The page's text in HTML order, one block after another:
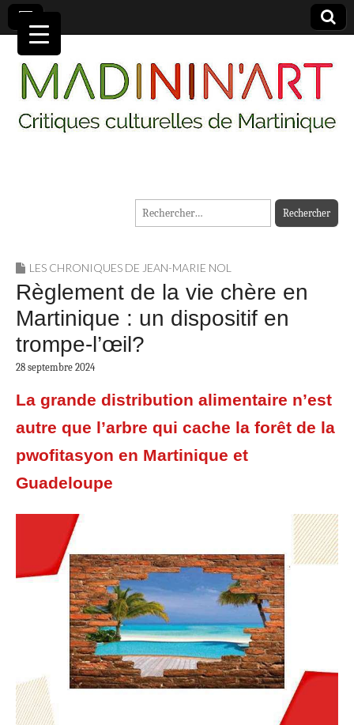
MADININ'ART
Rechercher :
LES CHRONIQUES DE JEAN-MARIE NOL
Règlement de la vie chère en
Martinique : un dispositif en
trompe-l’œil?
28 septembre 2024
La grande distribution alimentaire n’est
autre que l’arbre qui cache la forêt de la
pwofitasyon en Martinique et
Guadeloupe